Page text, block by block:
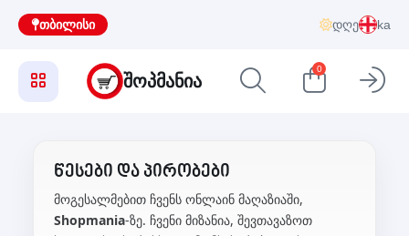
თბილისი დღე ka
ᲨᲝᲞᲛᲐᲜᲘᲐ
0
წესები და პირობები
მოგესალმებით ჩვენს ონლაინ მაღაზიაში,
Shopmania-ზე. ჩვენი მიზანია, შევთავაზოთ